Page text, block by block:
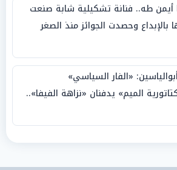
أيمن طه.. فنانة تشكيلية شابة صنعت
بالإبداع وحصدت الجوائز منذ الصغر
«الفار السياسي»
الميم» يدفنان «نزاهة الفيفا»..